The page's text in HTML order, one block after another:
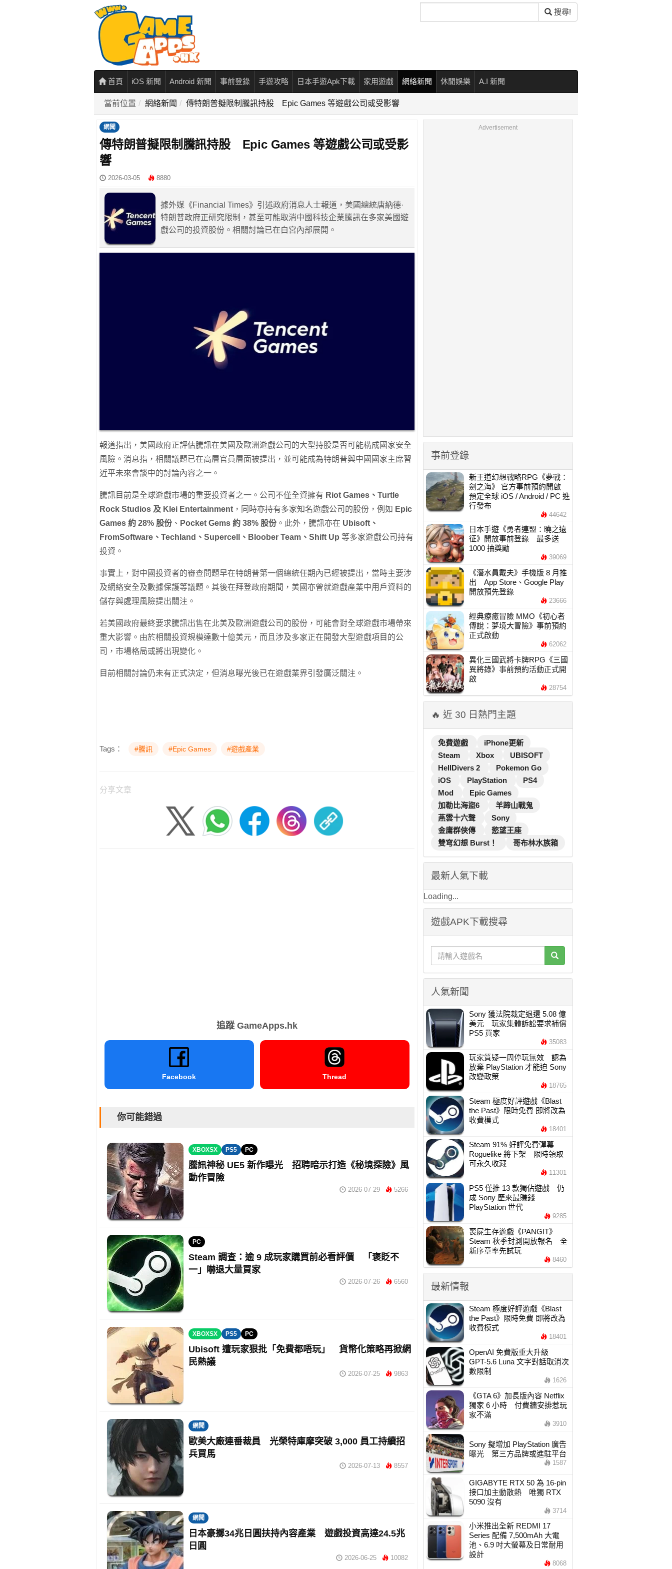
尋
搜尋!
首頁 iOS 新聞 Android 新聞 事前登錄 手遊攻略 日本手遊Apk下載 家用遊戲 網絡新聞 休閒娛樂 A.I 新聞
當前位置 網絡新聞 傳特朗普擬限制騰訊持股 Epic Games 等遊戲公司或受影響
網聞
傳特朗普擬限制騰訊持股 Epic Games 等遊戲公司或受影
響
2026-03-05 8880
據外媒《Financial Times》引述政府消息人士報道，美國總統唐納德·
特朗普政府正研究限制，甚至可能取消中國科技企業騰訊在多家美國遊
戲公司的投資股份。相關討論已在白宮內部展開。
報道指出，美國政府正評估騰訊在美國及歐洲遊戲公司的大型持股是否可能構成國家安全
風險。消息指，相關議題已在高層官員層面被提出，並可能成為特朗普與中國國家主席習
近平未來會談中的討論內容之一。
騰訊目前是全球遊戲市場的重要投資者之一。公司不僅全資擁有 Riot Games、Turtle
Rock Studios 及 Klei Entertainment ，同時亦持有多家知名遊戲公司的股份，例如 Epic
Games 約 28% 股份、 Pocket Gems 約 38% 股份。此外，騰訊亦在 Ubisoft、
FromSoftware、Techland、Supercell、Bloober Team、Shift Up 等多家遊戲公司持有
投資。
事實上，對中國投資者的審查問題早在特朗普第一個總統任期內已經被提出，當時主要涉
及網絡安全及數據保護等議題。其後在拜登政府期間，美國亦曾就遊戲產業中用戶資料的
儲存與處理風險提出關注。
若美國政府最終要求騰訊出售在北美及歐洲遊戲公司的股份，可能會對全球遊戲市場帶來
重大影響。由於相關投資規模達數十億美元，而且涉及多家正在開發大型遊戲項目的公
司，市場格局或將出現變化。
目前相關討論仍未有正式決定，但消息曝光後已在遊戲業界引發廣泛關注。
Tags： #騰訊 #Epic Games #遊戲產業
分享文章
追蹤 GameApps.hk
Facebook Thread
你可能錯過
XBOXSX PS5 PC
騰訊神秘 UE5 新作曝光 招聘暗示打造《秘境探險》風
動作冒險
2026-07-29 5266
PC
Steam 調查：逾 9 成玩家購買前必看評價 「褒貶不
一」嚇退大量買家
2026-07-26 6560
XBOXSX PS5 PC
Ubisoft 遭玩家狠批「免費都唔玩」 貨幣化策略再掀網
民熱議
2026-07-25 9863
網聞
歐美大廠連番裁員 光榮特庫摩突破 3,000 員工持續招
兵買馬
2026-07-13 8557
網聞
日本豪擲34兆日圓扶持內容產業 遊戲投資高達24.5兆
日圓
2026-06-25 10082
Advertisement
事前登錄
新王道幻想戰略RPG《夢戰：
劍之海》 官方事前預約開啟
預定全球 iOS / Android / PC 進
行發布
44642
日本手遊《勇者連盟：曉之遠
征》開放事前登錄 最多送
1000 抽獎勵
39069
《潛水員戴夫》手機版 8 月推
出 App Store、Google Play
開放預先登錄
23666
經典療癒冒險 MMO《初心者
傳說：夢境大冒險》事前預約
正式啟動
62062
異化三國武將卡牌RPG《三國
異將錄》事前預約活動正式開
啟
28754
🔥 近 30 日熱門主題
免費遊戲
iPhone更新
Steam
Xbox
UBISOFT
HellDivers 2
Pokemon Go
iOS
PlayStation
PS4
Mod
Epic Games
加勒比海盜6
羊蹄山戰鬼
燕雲十六聲
Sony
金庸群俠傳
慾望王座
雙穹幻想 Burst！
哥布林水族箱
最新人氣下載
Loading...
遊戲APK下載搜尋
人氣新聞
Sony 獲法院裁定退還 5.08 億
美元 玩家集體訴訟要求補償
PS5 買家
35083
玩家質疑一周停玩無效 認為
放棄 PlayStation 才能迫 Sony
改變政策
18765
Steam 極度好評遊戲《Blast
the Past》限時免費 即將改為
收費模式
18401
Steam 91% 好評免費彈幕
Roguelike 將下架 限時領取
可永久收藏
11301
PS5 僅推 13 款獨佔遊戲 仍
成 Sony 歷來最賺錢
PlayStation 世代
9285
喪屍生存遊戲《PANGIT》
Steam 秋季封測開放報名 全
新序章率先試玩
8460
最新情報
Steam 極度好評遊戲《Blast
the Past》限時免費 即將改為
收費模式
18401
OpenAI 免費版重大升級
GPT-5.6 Luna 文字對話取消次
數限制
1626
《GTA 6》加長版內容 Netflix
獨家 6 小時 付費牆安排惹玩
家不滿
3910
Sony 擬增加 PlayStation 廣告
曝光 第三方品牌或進駐平台
1587
GIGABYTE RTX 50 為 16-pin
接口加主動散熱 唯獨 RTX
5090 沒有
3714
小米推出全新 REDMI 17
Series 配備 7,500mAh 大電
池、6.9 吋大螢幕及日常耐用
設計
8068